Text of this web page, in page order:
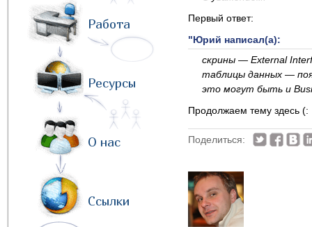
Работа
Ресурсы
О нас
Ссылки
Первый ответ:
"Юрий написал(а):
скрины — External
таблицы данных —
это могут быть и
Продолжаем тему здесь (:
Поделиться: